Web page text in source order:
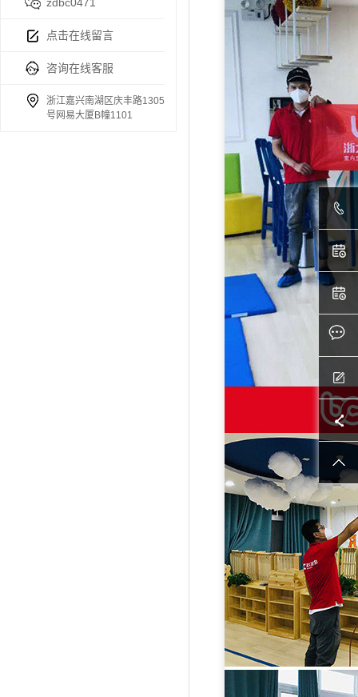
点击在线留言
咨询在线客服
浙江嘉兴南湖区庆丰路1305
号网易大厦B幢1101